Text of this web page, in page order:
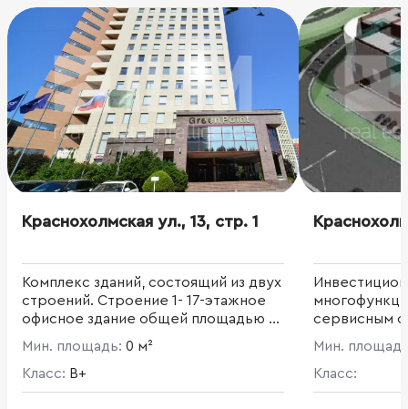
Краснохолмская ул., 13, стр. 1
Комплекс зданий, состоящий из двух
строений. Строение 1- 17-этажное
офисное здание общей площадью 18
392 кв. м. Офисная площадь - 16 655
кв. м. Площадь типового этажа -
993,1 кв. м. Строение 2 - здание
парковки на 332 м/м общей
Мин. площадь: 0 м²
Класс: B+
сервисным
престижном
площадь 13
Мин.
Класс: